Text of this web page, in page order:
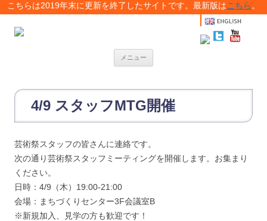
こちらは2019年末に更新を終了したサイトです。最新版はこちら 。
メニュー
テ
ン
移
4/9 スタッフMTG開催
芸術祭スタッフの皆さんに連絡です。
次の通り芸術祭スタッフミーティングを開催します。お集まり
ください。
日時：4/9（木）19:00-21:00
会場：まちづくりセンター3F会議室B
※新規加入、見学の方も歓迎です！